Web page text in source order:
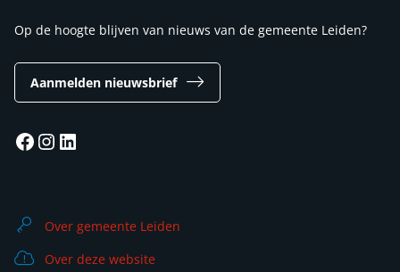
Op de hoogte blijven van nieuws van de gemeente Leiden?
Aanmelden nieuwsbrief
Facebook
Instagram
LinkedIn
Over gemeente Leiden
Over deze website